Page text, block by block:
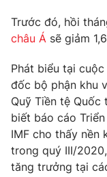
Thế giới đó đây
Câu chuyện quốc
Tài chính
Thị trường
Góc doanh nghiệp
Dữ liệu và đời
Truyền hình
Phim VTV
Hậu trường
Nhân vật
Giải trí
Điện ảnh
Đời sống
Trước đó, hồi
châu Á sẽ giảm
Phát biểu tại
đốc bộ phận khu
Quỹ Tiền tệ Quốc
biết báo cáo
IMF cho thấy nền
trong quý III/
tăng trưởng tại